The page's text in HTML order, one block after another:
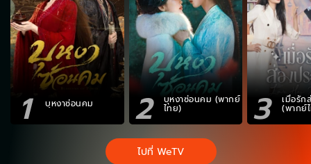
1 บุหงาซ่อนคม 2 บุหงาซ่อนคม (พากย์
ไทย) 3 เมื่อรัก
(พากย์
ไปที่ WeTV